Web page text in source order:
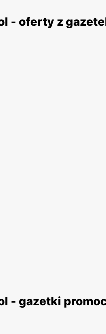
- oferty z
- gazetki